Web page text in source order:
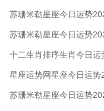
年7月28日
苏珊米勒星座今日运势
28日
苏珊米勒星座今日运势
24日
十二生肖排序生肖今日运
年7月22日
星座运势网星座今日运势
月22日
苏珊米勒星座今日运势